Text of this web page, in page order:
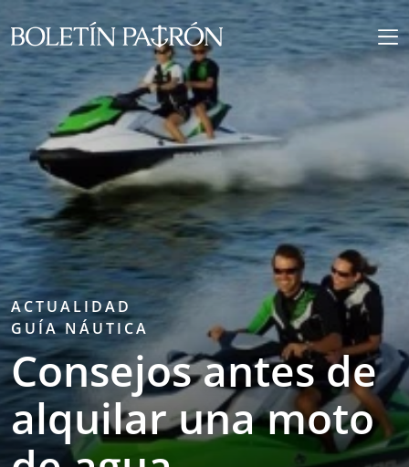
ACTUALIDAD
GUÍA NÁUTICA
Consejos antes de
alquilar una moto